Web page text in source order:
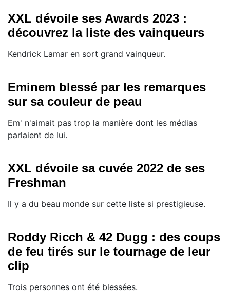
XXL dévoile ses Awards 2023 :
découvrez la liste des vainqueurs
Kendrick Lamar en sort grand vainqueur.
Eminem blessé par les remarques
sur sa couleur de peau
Em' n'aimait pas trop la manière dont les médias
parlaient de lui.
XXL dévoile sa cuvée 2022 de ses
Freshman
Il y a du beau monde sur cette liste si prestigieuse.
Roddy Ricch & 42 Dugg : des coups
de feu tirés sur le tournage de leur
clip
Trois personnes ont été blessées.